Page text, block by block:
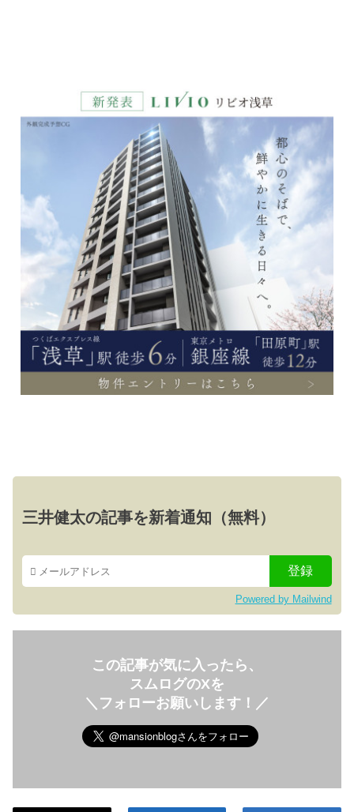
三井健太の記事を新着通知（無料）
Powered by Mailwind
この記事が気に入ったら、
スムログのXを
＼フォローお願いします！／